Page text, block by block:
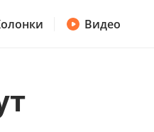
Видео